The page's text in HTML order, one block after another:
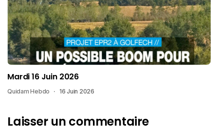
Mardi 16 Juin 2026
Quidam Hebdo 16 Juin 2026
Laisser un commentaire